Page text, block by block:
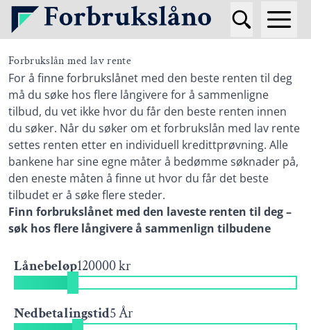
Forbrukslån med lav rente
For å finne forbrukslånet med den beste renten til deg
må du søke hos flere långivere for å sammenligne
tilbud, du vet ikke hvor du får den beste renten innen
du søker. Når du søker om et forbrukslån med lav rente
settes renten etter en individuell kredittprøvning. Alle
bankene har sine egne måter å bedømme søknader på,
den eneste måten å finne ut hvor du får det beste
tilbudet er å søke flere steder.
Finn forbrukslånet med den laveste renten til deg –
søk hos flere långivere å sammenlign tilbudene
Lånebeløp120000 kr
Nedbetalingstid5 År